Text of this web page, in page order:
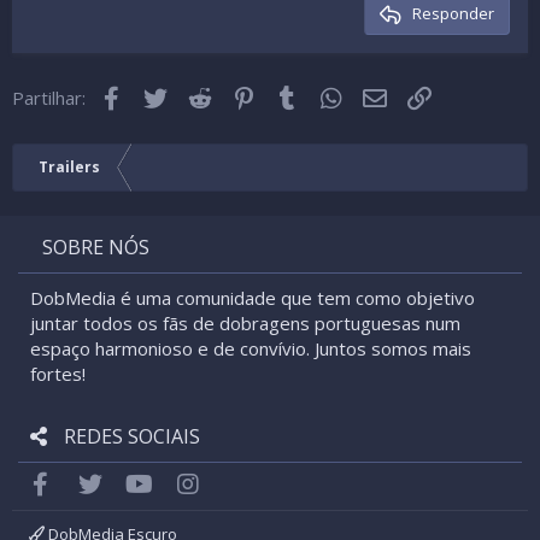
26
Trebuchet MS
Cabeçalho 3Responder
Partilhar: Facebook
Twitter Reddit Pinterest
Tumblr WhatsApp
Email
Trailers
SOBRE NÓS
DobMedia é uma comunidade que tem como objetivo
juntar todos os fãs de dobragens portuguesas num
espaço harmonioso e de convívio. Juntos somos mais
fortes!
REDES SOCIAIS
FacebookTwitter youtube
DobMedia Escuro